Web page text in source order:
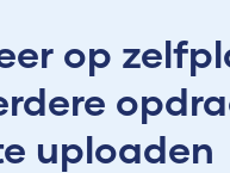
op
uploaden